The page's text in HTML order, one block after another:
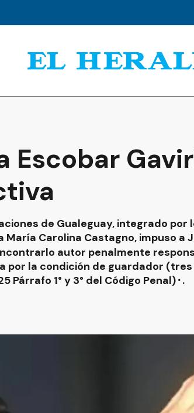
Escobar
de Gualeguay, integrado
Carolina Castagno, impuso a
autor penalmente
por la condición de guardador
Párrafo 1° y 3° del Código Penal)⬝.